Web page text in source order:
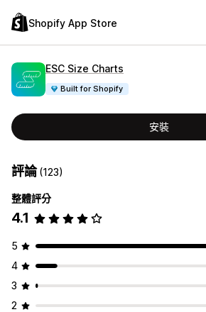
Shopify App Store
ESC Size Charts
Built for Shopify
安裝
評論(123)
整體評分
4.1
5
4
3
2